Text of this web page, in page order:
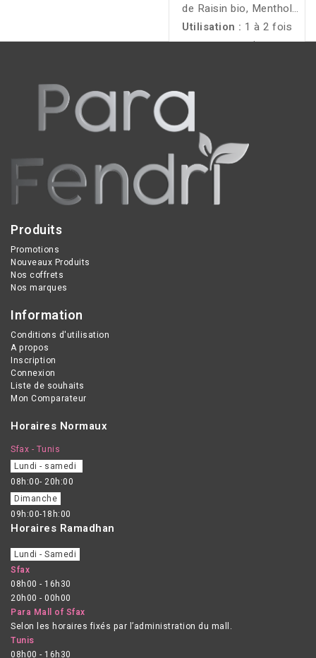
de Raisin bio, Menthol
bio, Micro-billes de sable
volcanique
Utilisation : 1 à 2 fois
par semaine
Produits
Promotions
Nouveaux Produits
Nos coffrets
Nos marques
Information
Conditions d'utilisation
A propos
Inscription
Connexion
Liste de souhaits
Mon Comparateur
Horaires Normaux
Sfax - Tunis
Lundi - samedi
08h:00- 20h:00
Dimanche
09h:00-18h:00
Horaires Ramadhan
Lundi - Samedi
Sfax
08h00 - 16h30
20h00 - 00h00
Para Mall of Sfax
Selon les horaires fixés par l’administration du mall.
Tunis
08h00 - 16h30